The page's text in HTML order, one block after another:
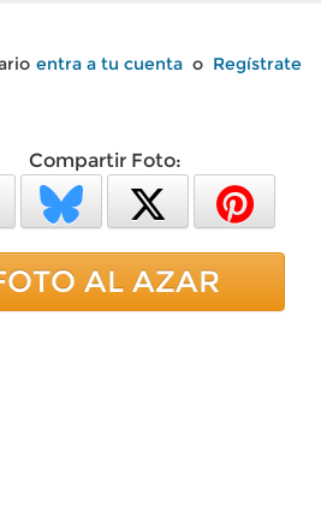
entra a tu cuenta o Regístrate
Compartir Foto:
AL AZAR